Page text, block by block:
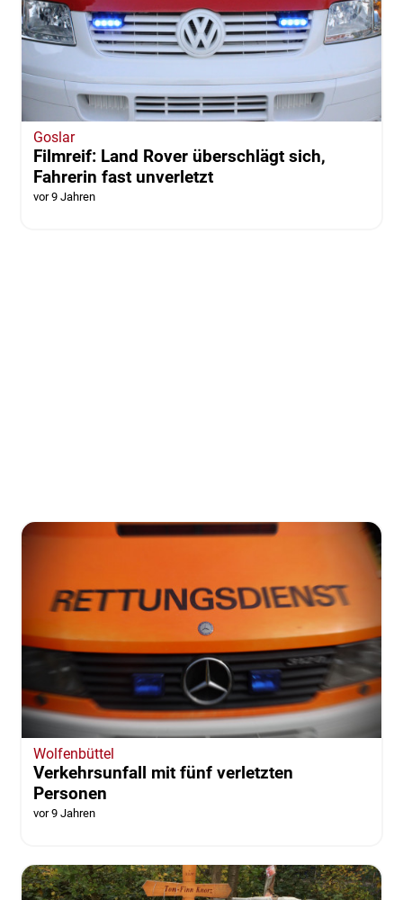
Goslar
Filmreif: Land Rover überschlägt sich,
Fahrerin fast unverletzt
vor 9 Jahren
Wolfenbüttel
Verkehrsunfall mit fünf verletzten
Personen
vor 9 Jahren